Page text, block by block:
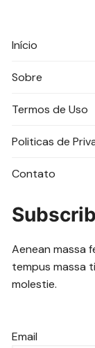
Início
Sobre
Termos de Uso
Politicas de
Contato
Aenean massa
tempus massa
molestie.
Email